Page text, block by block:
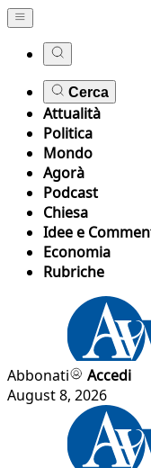
Cerca
Attualità
Politica
Mondo
Agorà
Podcast
Chiesa
Idee e
Economia
Rubriche
Abbonati
Accedi
August 8, 2026